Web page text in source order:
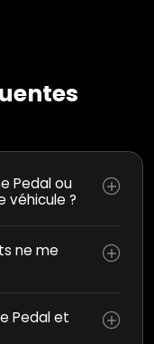
Pedal ou
véhicule ?
ne me
Pedal et